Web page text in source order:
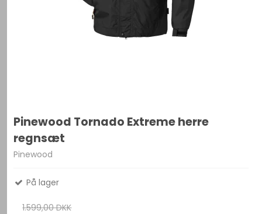
Pinewood Tornado Extreme herre
regnsæt
Pinewood
På lager
1.599,00 DKK